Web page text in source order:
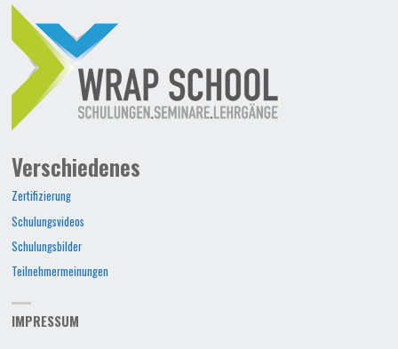
Verschiedenes
Zertifizierung
Schulungsvideos
Schulungsbilder
Teilnehmermeinungen
IMPRESSUM